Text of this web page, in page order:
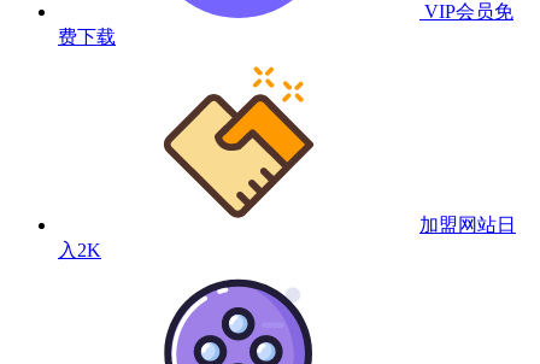
VIP会员免
费下载
加盟网站日
入2K